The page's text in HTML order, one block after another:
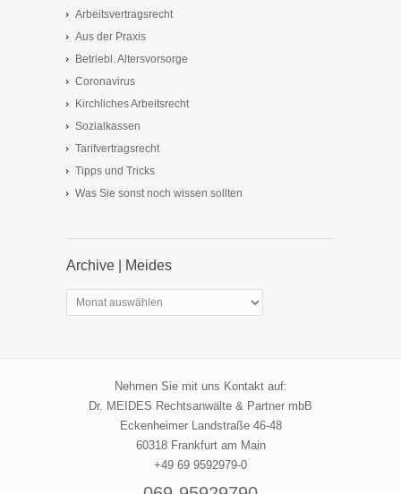
Arbeitsvertragsrecht
Aus der Praxis
Betriebl. Altersvorsorge
Coronavirus
Kirchliches Arbeitsrecht
Sozialkassen
Tarifvertragsrecht
Tipps und Tricks
Was Sie sonst noch wissen sollten
Archive | Meides
Archive
|
Nehmen Sie mit uns Kontakt auf:
Dr. MEIDES Rechtsanwälte & Partner mbB
Eckenheimer Landstraße 46-48
60318 Frankfurt am Main
+49 69 9592979-0